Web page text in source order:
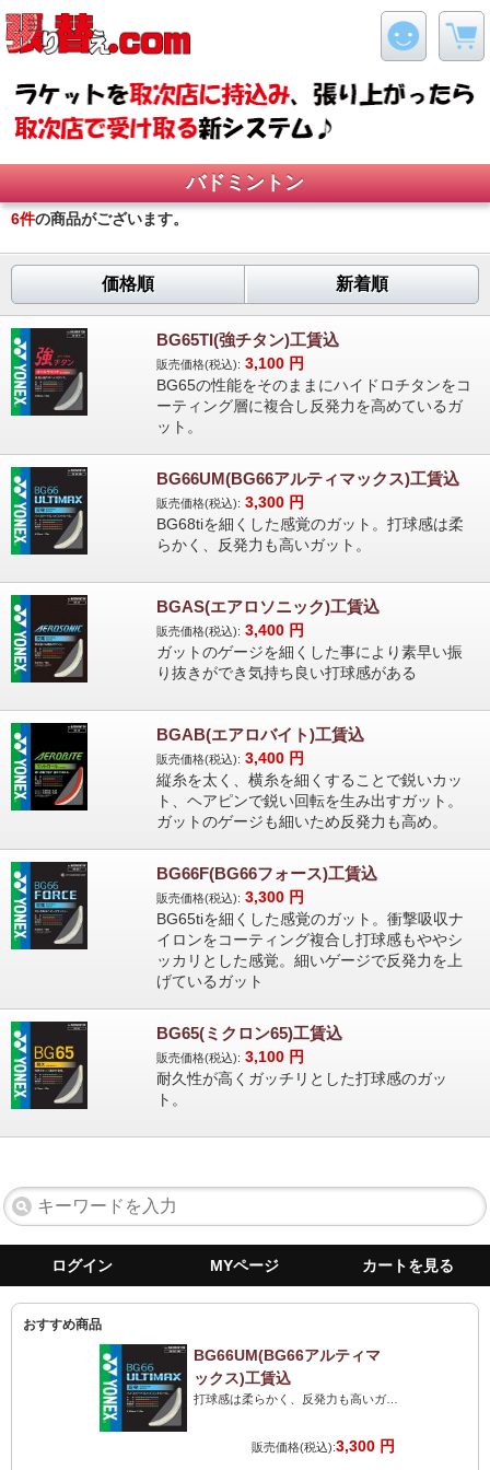
バドミントン
6件の商品がございます。
価格順 新着順
BG65TI(強チタン)工賃込
販売価格(税込): 3,100 円
BG65の性能をそのままにハイドロチタンをコ
ーティング層に複合し反発力を高めているガ
ット。
BG66UM(BG66アルティマックス)工賃込
販売価格(税込): 3,300 円
BG68tiを細くした感覚のガット。打球感は柔
らかく、反発力も高いガット。
BGAS(エアロソニック)工賃込
販売価格(税込): 3,400 円
ガットのゲージを細くした事により素早い振
り抜きができ気持ち良い打球感がある
BGAB(エアロバイト)工賃込
販売価格(税込): 3,400 円
縦糸を太く、横糸を細くすることで鋭いカッ
ト、ヘアピンで鋭い回転を生み出すガット。
ガットのゲージも細いため反発力も高め。
BG66F(BG66フォース)工賃込
販売価格(税込): 3,300 円
BG65tiを細くした感覚のガット。衝撃吸収ナ
イロンをコーティング複合し打球感もややシ
ッカリとした感覚。細いゲージで反発力を上
げているガット
BG65(ミクロン65)工賃込
販売価格(税込): 3,100 円
耐久性が高くガッチリとした打球感のガッ
ト。
ログイン MYページ カートを見る
おすすめ商品
BG66UM(BG66アルティマ
ックス)工賃込
打球感は柔らかく、反発力も高いガット。打球音は最高のストリングです。力がない人にも最高です!
販売価格(税込):3,300 円